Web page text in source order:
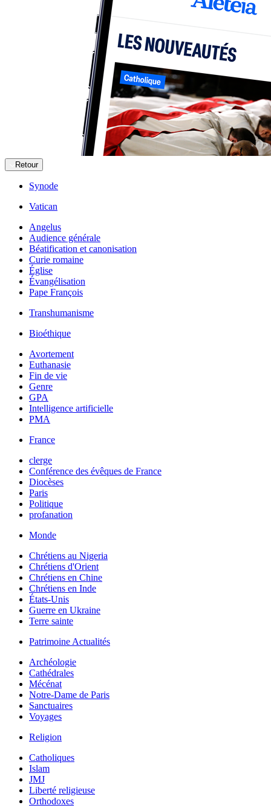
Retour
Synode
Vatican
Angelus
Audience générale
Béatification et canonisation
Curie romaine
Église
Évangélisation
Pape François
Transhumanisme
Bioéthique
Avortement
Euthanasie
Fin de vie
Genre
GPA
Intelligence artificielle
PMA
France
clerge
Conférence des évêques de France
Diocèses
Paris
Politique
profanation
Monde
Chrétiens au Nigeria
Chrétiens d'Orient
Chrétiens en Chine
Chrétiens en Inde
États-Unis
Guerre en Ukraine
Terre sainte
Patrimoine Actualités
Archéologie
Cathédrales
Mécénat
Notre-Dame de Paris
Sanctuaires
Voyages
Religion
Catholiques
Islam
JMJ
Liberté religieuse
Orthodoxes